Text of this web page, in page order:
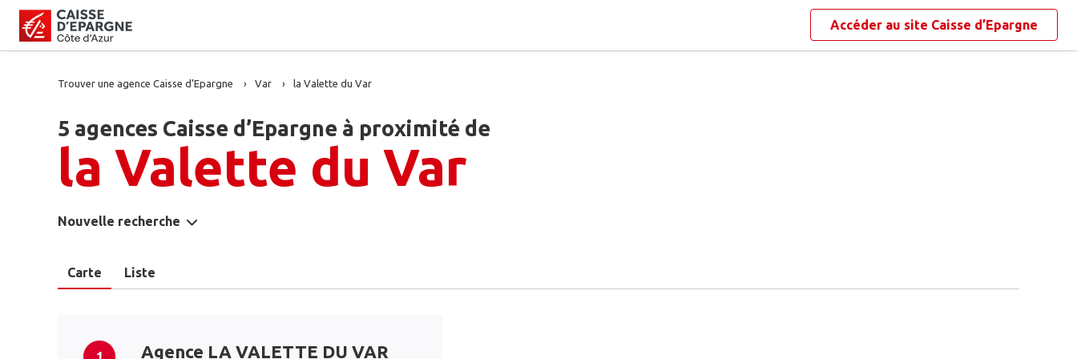
Accéder au site Caisse d’Epargne
Trouver une agence Caisse d’Epargne Var la Valette du Var
5 agences Caisse d’Epargne à proximité de
la Valette du Var
Nouvelle recherche
Carte Liste
Agence LA VALETTE DU VAR